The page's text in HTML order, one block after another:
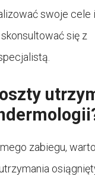
swoje cele i
się z
zabiegu,